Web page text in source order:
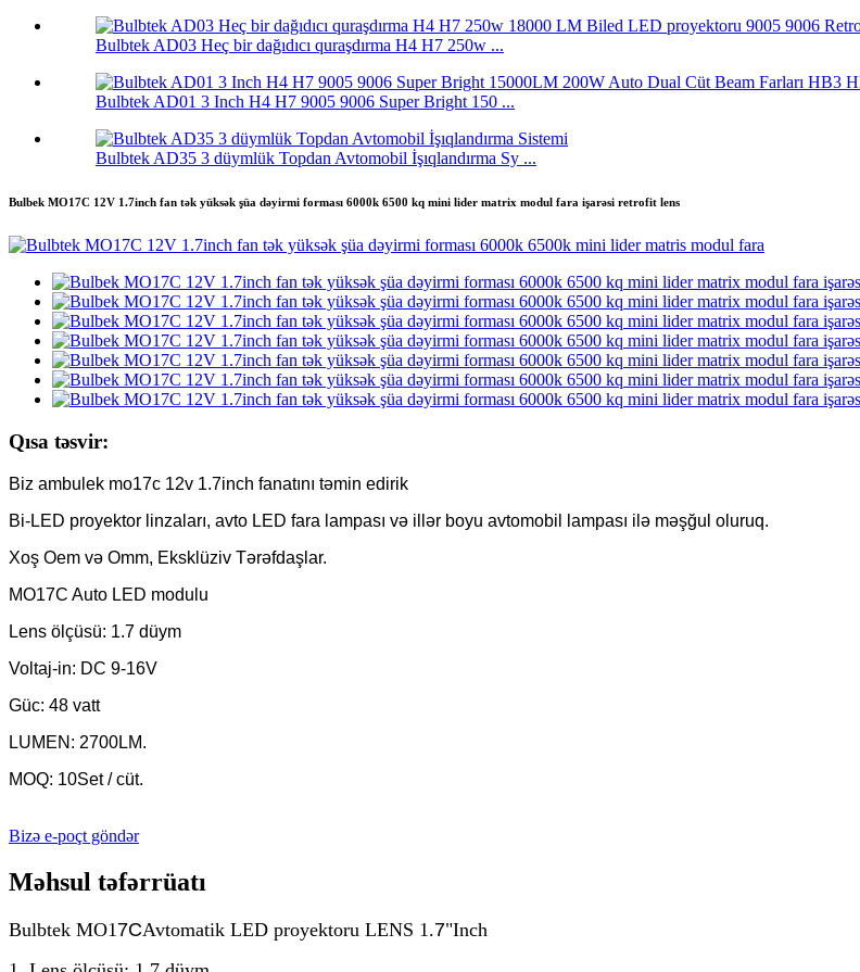
Bulbtek AD03 Heç bir dağıdıcı quraşdırma H4 H7 250w ...
Bulbtek AD01 3 Inch H4 H7 9005 9006 Super Bright 150 ...
Bulbtek AD35 3 düymlük Topdan Avtomobil İşıqlandırma Sy ...
Bulbek MO17C 12V 1.7inch fan tək yüksək şüa dəyirmi forması 6000k 6500 kq mini lider matrix modul fara işarəsi retrofit lens
Qısa təsvir:
Biz ambulek mo17c 12v 1.7inch fanatını təmin edirik
Bi-LED proyektor linzaları, avto LED fara lampası və illər boyu avtomobil lampası ilə məşğul oluruq.
Xoş Oem və Omm, Eksklüziv Tərəfdaşlar.
MO17C Auto LED modulu
Lens ölçüsü: 1.7 düym
Voltaj-in: DC 9-16V
Güc: 48 vatt
LUMEN: 2700LM.
MOQ: 10Set / cüt.
Bizə e-poçt göndər
Məhsul təfərrüatı
Bulbtek MO1 7CAvtomatik LED proyektoru LENS 1.7"Inch